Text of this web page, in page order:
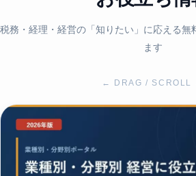
税務・経理・経営の「知りたい」に応える無
ます
← DRAG / SCROLL